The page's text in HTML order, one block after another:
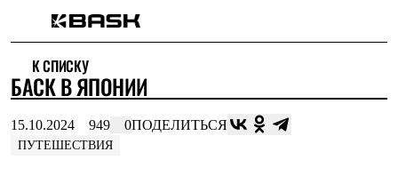
Интернет-магазин
Мужская одежда
Утепленная пухом
Куртки
Брюки
Жилеты
К СПИСКУ
БАСК В ЯПОНИИ
15.10.2024 949 0ПОДЕЛИТЬСЯ
ПУТЕШЕСТВИЯ